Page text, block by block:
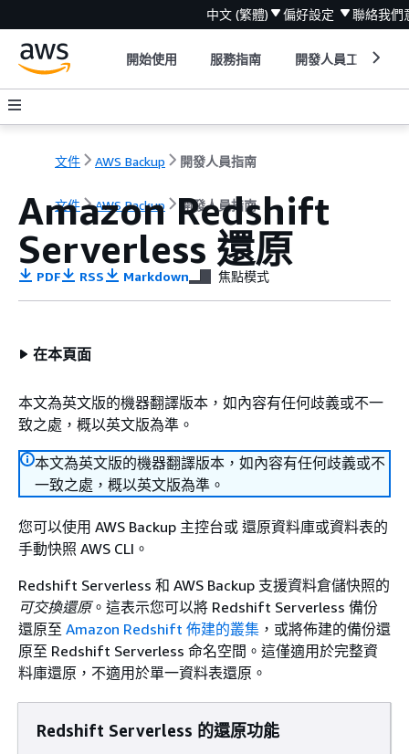
中文 (繁體) 偏好設定 聯絡我們
開始使用 服務指南 開發人員工具
文件 AWS Backup 開發人員指南
文件 AWS Backup 開發人員指南
Amazon Redshift
Serverless 還原
PDF RSS Markdown 焦點模式
在本頁面
本文為英文版的機器翻譯版本，如內容有任何歧義或不一
致之處，概以英文版為準。
本文為英文版的機器翻譯版本，如內容有任何歧義或不
一致之處，概以英文版為準。
您可以使用 AWS Backup 主控台或 還原資料庫或資料表的
手動快照 AWS CLI。
Redshift Serverless 和 AWS Backup 支援資料倉儲快照的
可交換還原。這表示您可以將 Redshift Serverless 備份
還原至 Amazon Redshift 佈建的叢集 ，或將佈建的備份還
原至 Redshift Serverless 命名空間。這僅適用於完整資
料庫還原，不適用於單一資料表還原。
Redshift Serverless 的還原功能